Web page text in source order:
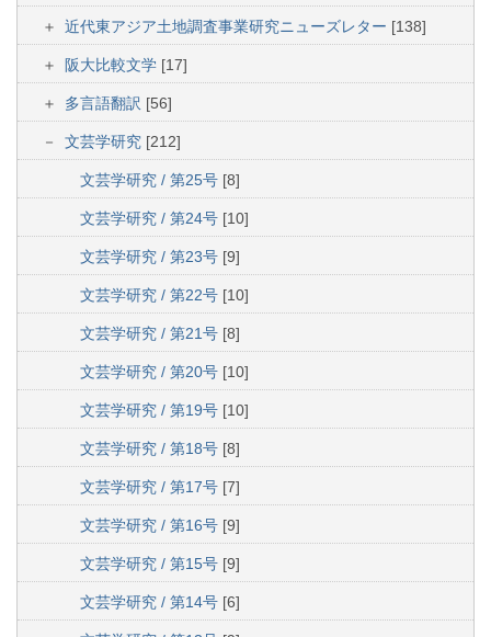
近代東アジア土地調査事業研究ニューズレター [138]
阪大比較文学 [17]
多言語翻訳 [56]
文芸学研究 [212]
文芸学研究 / 第25号 [8]
文芸学研究 / 第24号 [10]
文芸学研究 / 第23号 [9]
文芸学研究 / 第22号 [10]
文芸学研究 / 第21号 [8]
文芸学研究 / 第20号 [10]
文芸学研究 / 第19号 [10]
文芸学研究 / 第18号 [8]
文芸学研究 / 第17号 [7]
文芸学研究 / 第16号 [9]
文芸学研究 / 第15号 [9]
文芸学研究 / 第14号 [6]